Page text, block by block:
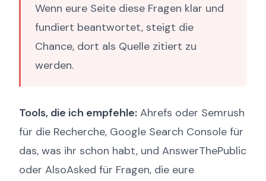
Wenn eure Seite diese Fragen klar und
fundiert beantwortet, steigt die
Chance, dort als Quelle zitiert zu
werden.
Tools, die ich empfehle: Ahrefs oder Semrush
für die Recherche, Google Search Console für
das, was ihr schon habt, und AnswerThePublic
oder AlsoAsked für Fragen, die eure